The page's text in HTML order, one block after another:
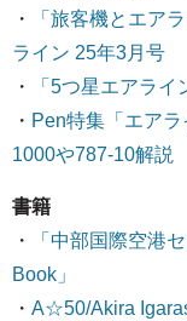
・
「旅客機とエア
ライン 25年3月号
・
「5つ星エアラ
・ Pen特集「エア
1000や787-10解説
書籍
・
「中部国際空港
Book」
・ A☆50/Akira